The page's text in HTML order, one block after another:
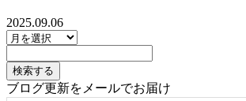
2025.09.06
ブログ更新をメールでお届け